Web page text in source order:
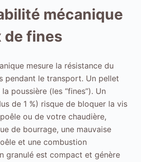
mécanique
de fines
mesure la résistance du
pendant le transport. Un pellet
poussière (les “fines”). Un
de 1 %) risque de bloquer la vis
ou de votre chaudière,
de bourrage, une mauvaise
et une combustion
granulé est compact et génère